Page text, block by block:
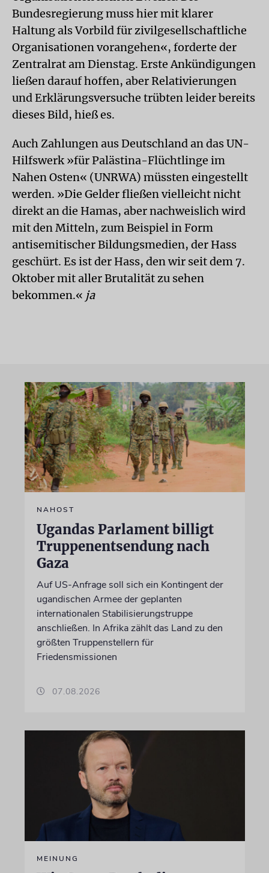
Bundesregierung muss hier mit klarer
Haltung als Vorbild für zivilgesellschaftliche
Organisationen vorangehen«, forderte der
Zentralrat am Dienstag. Erste Ankündigungen
ließen darauf hoffen, aber Relativierungen
und Erklärungsversuche trübten leider bereits
dieses Bild, hieß es.
Auch Zahlungen aus Deutschland an das UN-
Hilfswerk »für Palästina-Flüchtlinge im
Nahen Osten« (UNRWA) müssten eingestellt
werden. »Die Gelder fließen vielleicht nicht
direkt an die Hamas, aber nachweislich wird
mit den Mitteln, zum Beispiel in Form
antisemitischer Bildungsmedien, der Hass
geschürt. Es ist der Hass, den wir seit dem 7.
Oktober mit aller Brutalität zu sehen
bekommen.« ja
NAHOST
Ugandas Parlament billigt
Truppenentsendung nach
Gaza
Auf US-Anfrage soll sich ein Kontingent der
ugandischen Armee der geplanten
internationalen Stabilisierungstruppe
anschließen. In Afrika zählt das Land zu den
größten Truppenstellern für
Friedensmissionen
07.08.2026
MEINUNG